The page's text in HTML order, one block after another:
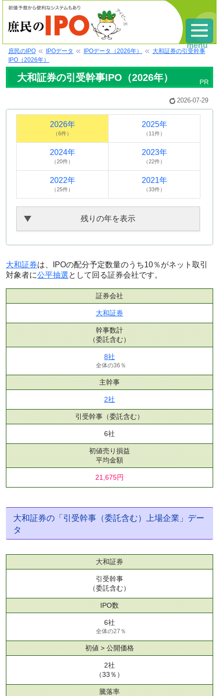
庶民のIPO IPOデータ IPOデータ（2026年）
大和証券の引受幹事
IPO（2026年）
大和証券の引受幹事IPO（2026年）
2026-07-29
2026年
（6件）
2025年
（11件）
2024年
（20件）
2023年
（22件）
2022年
（25件）
2021年
（33件）
残りの年を表示
大和証券は、IPOの配分予定数量のうち10％がネット取引
対象者に公平抽選として回る証券会社です。
証券会社
大和証券
幹事数計
（委託含む）
8社
全体の36％
主幹事
2社
引受幹事 （委託含む）
6社
初値売り損益
平均金額
21,675円
大和証券の「引受幹事（委託含む）上場企業」デー
タ
大和証券
引受幹事
（委託含む）
IPO数
6社
全体の27％
初値 > 公開価格
2社
（33％）
騰落率
menu